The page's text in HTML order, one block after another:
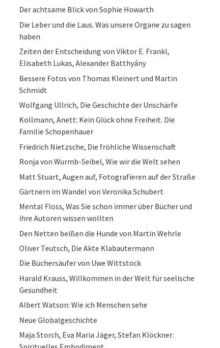
Der achtsame Blick von Sophie Howarth
Die Leber und die Laus. Was unsere Organe zu sagen
haben
Zeiten der Entscheidung von Viktor E. Frankl,
Elisabeth Lukas, Alexander Batthyány
Bessere Fotos von Thomas Kleinert und Martin
Schmidt
Wolfgang Ullrich, Die Geschichte der Unschärfe
Kollmann, Anett: Kein Glück ohne Freiheit. Die
Familie Schopenhauer
Friedrich Nietzsche, Die fröhliche Wissenschaft
Ronja von Wurmb-Seibel, Wie wir die Welt sehen
Matt Stuart, Augen auf, Fotografieren auf der Straße
Gärtnern im Wandel von Veronika Schubert
Mental Floss, Was Sie schon immer über Bücher und
ihre Autoren wissen wollten
Den Netten beißen die Hunde von Martin Wehrle
Oliver Teutsch, Die Akte Klabautermann
Die Büchersäufer von Uwe Wittstock
Harald Krauss, Willkommen in der Welt für seelische
Gesundheit
Albert Watson: Wie ich Menschen sehe
Neue Globalgeschichte
Maja Storch, Eva Maria Jäger, Stefan Klöckner: